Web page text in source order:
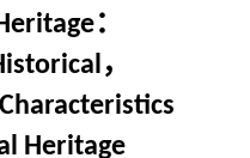
：
，
Heritage